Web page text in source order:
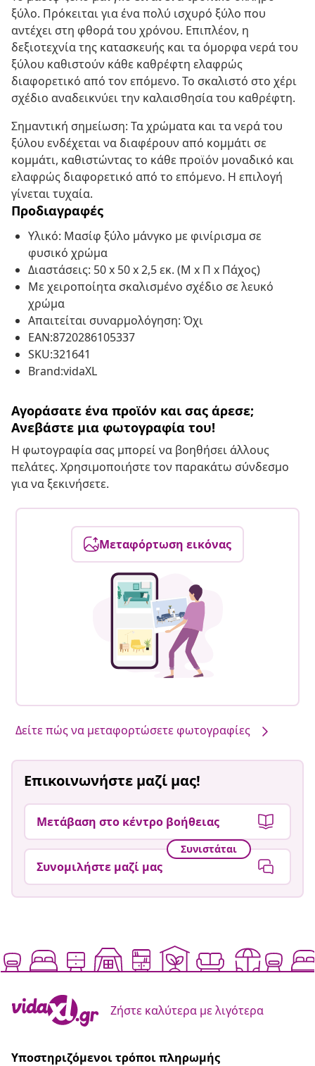
ξύλο. Πρόκειται για ένα πολύ ισχυρό ξύλο που
αντέχει στη φθορά του χρόνου. Επιπλέον, η
δεξιοτεχνία της κατασκευής και τα όμορφα νερά του
ξύλου καθιστούν κάθε καθρέφτη ελαφρώς
διαφορετικό από τον επόμενο. Το σκαλιστό στο χέρι
σχέδιο αναδεικνύει την καλαισθησία του καθρέφτη.
Σημαντική σημείωση: Τα χρώματα και τα νερά του
ξύλου ενδέχεται να διαφέρουν από κομμάτι σε
κομμάτι, καθιστώντας το κάθε προϊόν μοναδικό και
ελαφρώς διαφορετικό από το επόμενο. Η επιλογή
γίνεται τυχαία.
Προδιαγραφές
Υλικό: Μασίφ ξύλο μάνγκο με φινίρισμα σε
φυσικό χρώμα
Διαστάσεις: 50 x 50 x 2,5 εκ. (Μ x Π x Πάχος)
Με χειροποίητα σκαλισμένο σχέδιο σε λευκό
χρώμα
Απαιτείται συναρμολόγηση: Όχι
EAN:8720286105337
SKU:321641
Brand:vidaXL
Αγοράσατε ένα προϊόν και σας άρεσε;
Ανεβάστε μια φωτογραφία του!
Η φωτογραφία σας μπορεί να βοηθήσει άλλους
πελάτες. Χρησιμοποιήστε τον παρακάτω σύνδεσμο
για να ξεκινήσετε.
Μεταφόρτωση εικόνας
Δείτε πώς να μεταφορτώσετε φωτογραφίες
Επικοινωνήστε μαζί μας!
Μετάβαση στο κέντρο βοήθειας
Συνιστάται
Συνομιλήστε μαζί μας
Ζήστε καλύτερα με λιγότερα
Υποστηριζόμενοι τρόποι πληρωμής